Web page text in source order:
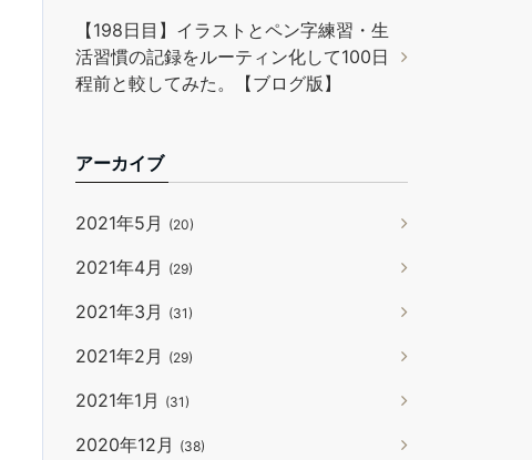
【198日目】イラストとペン字練習・生
活習慣の記録をルーティン化して100日
程前と較してみた。【ブログ版】
アーカイブ
2021年5月 (20)
2021年4月 (29)
2021年3月 (31)
2021年2月 (29)
2021年1月 (31)
2020年12月 (38)